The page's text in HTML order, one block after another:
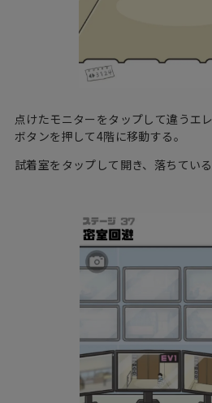
点けたモニターをタップして違うエ
ボタンを押して4階に移動する。
試着室をタップして開き、落ちてい